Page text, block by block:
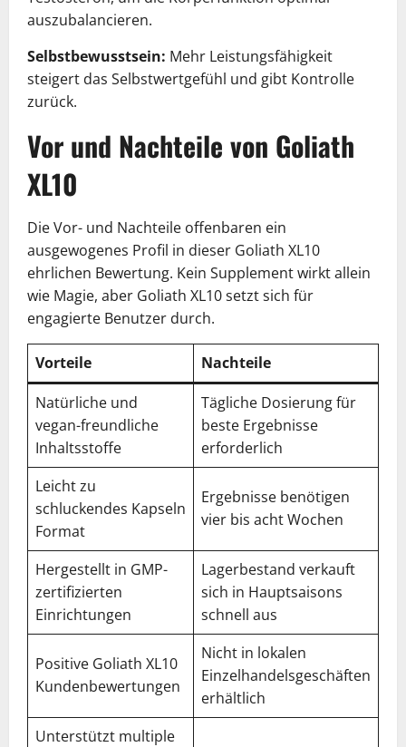
auszubalancieren.
Selbstbewusstsein: Mehr Leistungsfähigkeit
steigert das Selbstwertgefühl und gibt Kontrolle
zurück.
Vor und Nachteile von Goliath
XL10
Die Vor- und Nachteile offenbaren ein
ausgewogenes Profil in dieser Goliath XL10
ehrlichen Bewertung. Kein Supplement wirkt allein
wie Magie, aber Goliath XL10 setzt sich für
engagierte Benutzer durch.
Vorteile
Nachteile
Natürliche und
vegan-freundliche
Inhaltsstoffe
Tägliche Dosierung für
beste Ergebnisse
erforderlich
Leicht zu
schluckendes Kapseln
Format
Ergebnisse benötigen
vier bis acht Wochen
Hergestellt in GMP-
zertifizierten
Einrichtungen
Lagerbestand verkauft
sich in Hauptsaisons
schnell aus
Positive Goliath XL10
Kundenbewertungen
Nicht in lokalen
Einzelhandelsgeschäften
erhältlich
Unterstützt multiple